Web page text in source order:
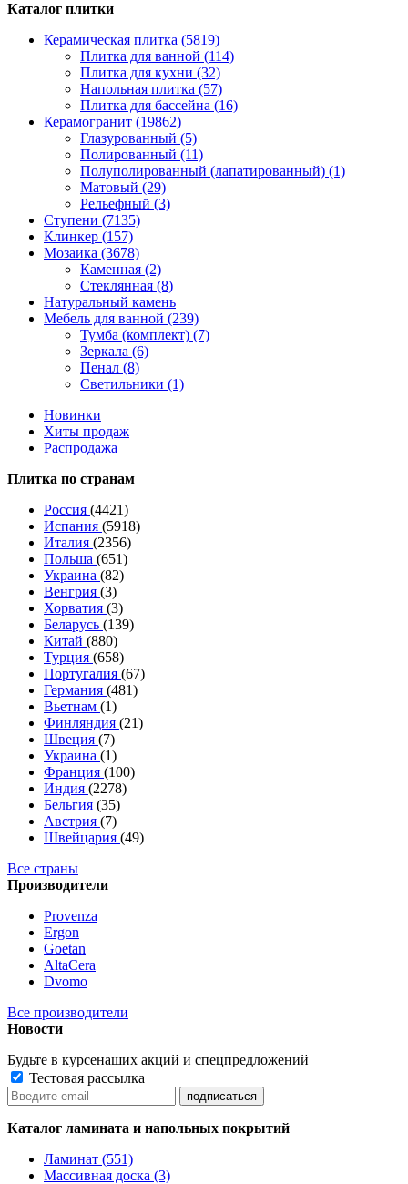
Каталог плитки
Керамическая плитка (5819)
Плитка для ванной (114)
Плитка для кухни (32)
Напольная плитка (57)
Плитка для бассейна (16)
Керамогранит (19862)
Глазурованный (5)
Полированный (11)
Полуполированный (лапатированный) (1)
Матовый (29)
Рельефный (3)
Ступени (7135)
Клинкер (157)
Мозаика (3678)
Каменная (2)
Стеклянная (8)
Натуральный камень
Мебель для ванной (239)
Тумба (комплект) (7)
Зеркала (6)
Пенал (8)
Светильники (1)
Новинки
Хиты продаж
Распродажа
Плитка по странам
Россия (4421)
Испания (5918)
Италия (2356)
Польша (651)
Украина (82)
Венгрия (3)
Хорватия (3)
Беларусь (139)
Китай (880)
Турция (658)
Португалия (67)
Германия (481)
Вьетнам (1)
Финляндия (21)
Швеция (7)
Украина (1)
Франция (100)
Индия (2278)
Бельгия (35)
Австрия (7)
Швейцария (49)
Все страны
Производители
Provenza
Ergon
Goetan
AltaСera
Dvomo
Все производители
Новости
Будьте в курсенаших акций и спецпредложений
Тестовая рассылка
Каталог ламината и напольных покрытий
Ламинат (551)
Массивная доска (3)